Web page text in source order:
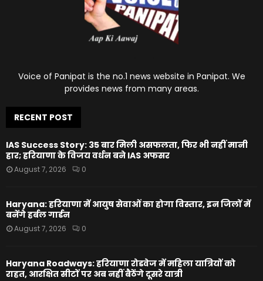
Voice of Panipat is the no.1 news website in Panipat. We
provides news from many areas.
RECENT POST
IAS Success Story: 35 बार मिली असफलता, फिर भी नहीं मानी
हार; हरियाणा के विजय वर्धन बने IAS अफसर
August 7, 2026 0
Haryana: हरियाणा में आयुष सेवाओं का होगा विस्तार, इन जिलों में
बनेंगे हर्बल गार्डन
August 7, 2026 0
Haryana Roadways: हरियाणा रोडवेज में महिला यात्रियों को
राहत, आरक्षित सीटों पर अब नहीं बैठेंगे दूसरे यात्री